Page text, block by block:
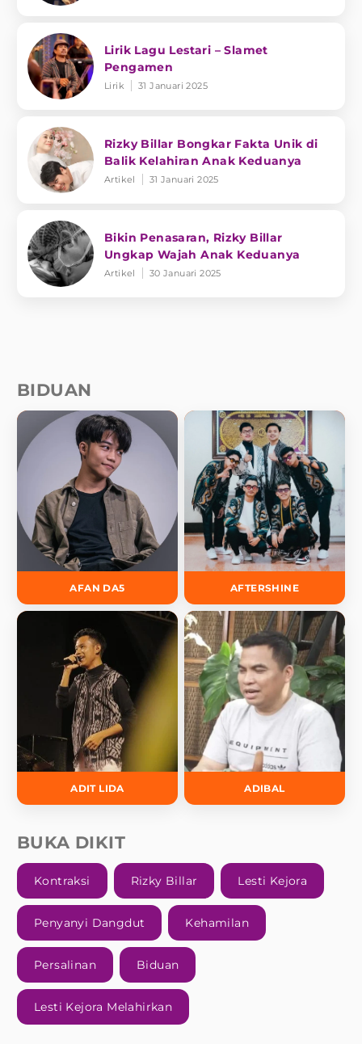
Lirik Lagu Lestari – Slamet
Pengamen
Lirik 31 Januari 2025
Rizky Billar Bongkar Fakta Unik di
Balik Kelahiran Anak Keduanya
Artikel 31 Januari 2025
Bikin Penasaran, Rizky Billar
Ungkap Wajah Anak Keduanya
Artikel 30 Januari 2025
BIDUAN
AFAN DA5 AFTERSHINE
ADIT LIDA ADIBAL
BUKA DIKIT
Kontraksi Rizky Billar Lesti Kejora
Penyanyi Dangdut Kehamilan
Persalinan Biduan
Lesti Kejora Melahirkan